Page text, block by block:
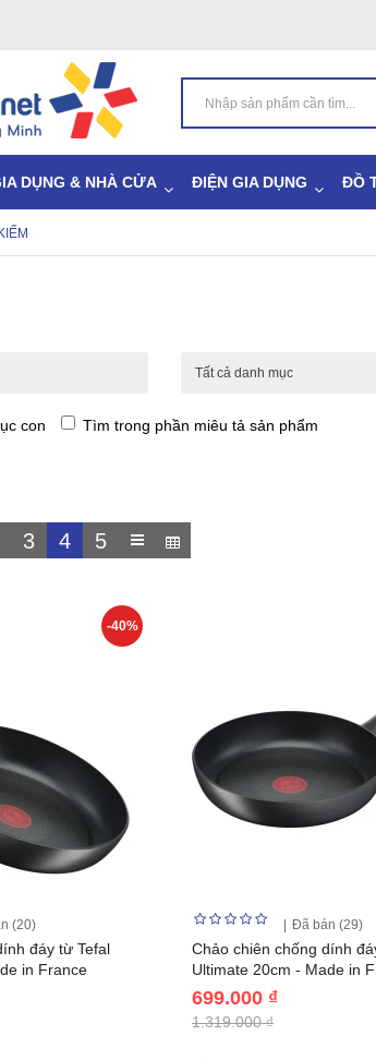
DỤNG & NHÀ CỬA ĐIỆN GIA DỤNG ĐỒ
con Tìm trong phần miêu tả sản phẩm
3 4 5
-40%
(20)
đáy từ Tefal
in France
Đã bán (29)
Chảo chiên chống dính
Ultimate 20cm - Made in
699.000 ₫
1.319.000 ₫